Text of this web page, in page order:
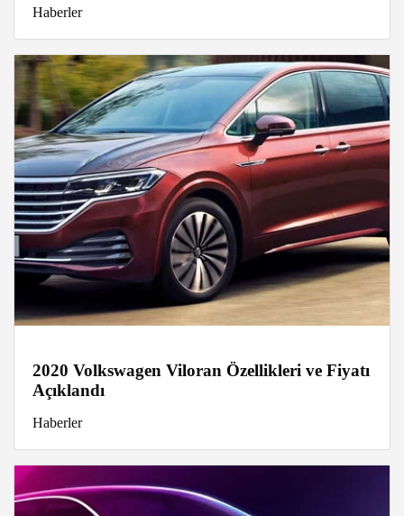
Haberler
2020 Volkswagen Viloran Özellikleri ve Fiyatı
Açıklandı
Haberler